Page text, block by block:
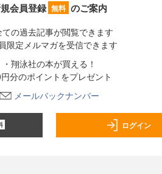
会員登録 無料 のご案内
ての過去記事が閲覧できます
限定メルマガを受信できます
・翔泳社の本が買える！
分のポイントをプレゼント
メールバックナンバー
ログイン